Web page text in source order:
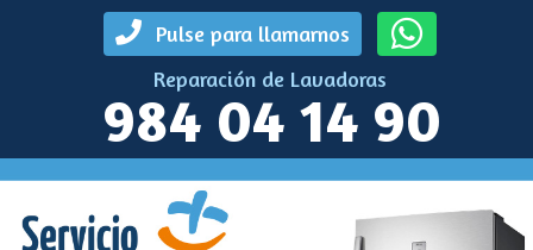
Pulse para llamarnos
Reparación de Lavadoras
984 04 14 90